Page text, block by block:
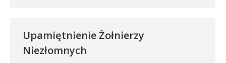
Upamiętnienie Żołnierzy
Niezłomnych